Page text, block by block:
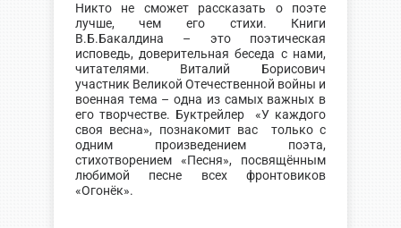
Никто не сможет рассказать о поэте
лучше, чем его стихи. Книги
В.Б.Бакалдина – это поэтическая
исповедь, доверительная беседа с нами,
читателями. Виталий Борисович
участник Великой Отечественной войны и
военная тема – одна из самых важных в
его творчестве. Буктрейлер «У каждого
своя весна», познакомит вас только с
одним произведением поэта,
стихотворением «Песня», посвящённым
любимой песне всех фронтовиков
«Огонёк».